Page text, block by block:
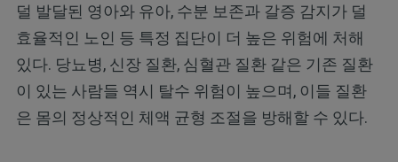
덜 발달된 영아와 유아, 수분 보존과 갈증 감지가 덜
효율적인 노인 등 특정 집단이 더 높은 위험에 처해
있다. 당뇨병, 신장 질환, 심혈관 질환 같은 기존 질환
이 있는 사람들 역시 탈수 위험이 높으며, 이들 질환
은 몸의 정상적인 체액 균형 조절을 방해할 수 있다.